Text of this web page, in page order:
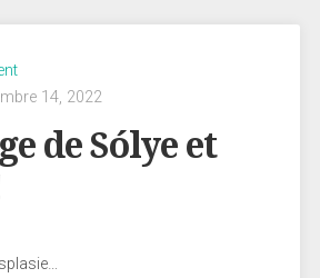
14, 2022
de Sólye et